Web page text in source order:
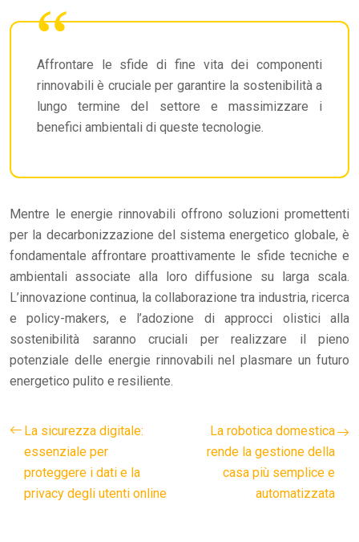
Affrontare le sfide di fine vita dei componenti
rinnovabili è cruciale per garantire la sostenibilità a
lungo termine del settore e massimizzare i
benefici ambientali di queste tecnologie.
Mentre le energie rinnovabili offrono soluzioni promettenti
per la decarbonizzazione del sistema energetico globale, è
fondamentale affrontare proattivamente le sfide tecniche e
ambientali associate alla loro diffusione su larga scala.
L’innovazione continua, la collaborazione tra industria, ricerca
e policy-makers, e l’adozione di approcci olistici alla
sostenibilità saranno cruciali per realizzare il pieno
potenziale delle energie rinnovabili nel plasmare un futuro
energetico pulito e resiliente.
La sicurezza digitale:
essenziale per
proteggere i dati e la
privacy degli utenti online
La robotica domestica
rende la gestione della
casa più semplice e
automatizzata